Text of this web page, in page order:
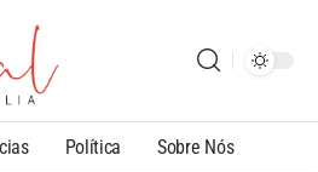
Política Sobre Nós